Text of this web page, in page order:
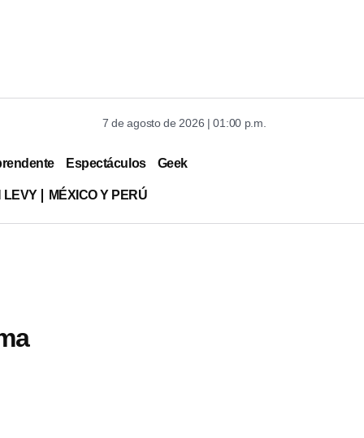
7 de agosto de 2026 | 01:00 p.m.
Espectáculos Geek
LEVY MÉXICO Y PERÚ